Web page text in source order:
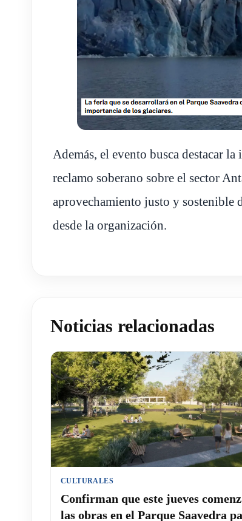
Además, el evento busca destacar
reclamo soberano sobre el sector
aprovechamiento justo y sostenible
desde la organización.
Noticias relacionadas
CULTURALES
Confirman que este jueves
las obras en el Parque Saavedra